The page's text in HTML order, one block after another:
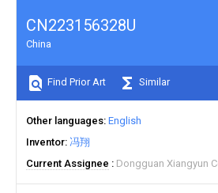
CN223156328U
China
Find Prior Art Similar
Other languages English
Inventor 冯翔
Current Assignee
Dongguan Xiangyun